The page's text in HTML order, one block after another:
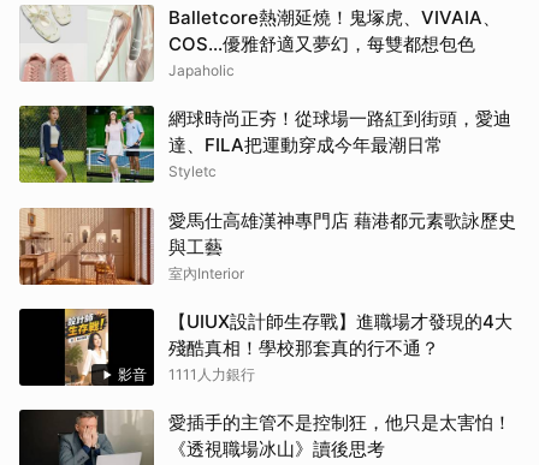
Balletcore熱潮延燒！鬼塚虎、VIVAIA、
COS…優雅舒適又夢幻，每雙都想包色
Japaholic
網球時尚正夯！從球場一路紅到街頭，愛迪
達、FILA把運動穿成今年最潮日常
Styletc
愛馬仕高雄漢神專門店 藉港都元素歌詠歷史
與工藝
室內Interior
影音
【UIUX設計師生存戰】進職場才發現的4大
殘酷真相！學校那套真的行不通？
1111人力銀行
愛插手的主管不是控制狂，他只是太害怕！
《透視職場冰山》讀後思考